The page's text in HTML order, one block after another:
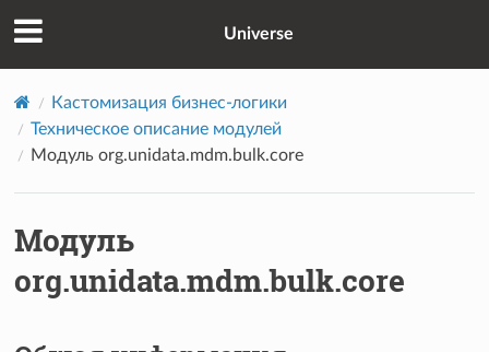
Universe
Кастомизация бизнес-логики
Техническое описание модулей
Модуль org.unidata.mdm.bulk.core
Модуль
org.unidata.mdm.bulk.core